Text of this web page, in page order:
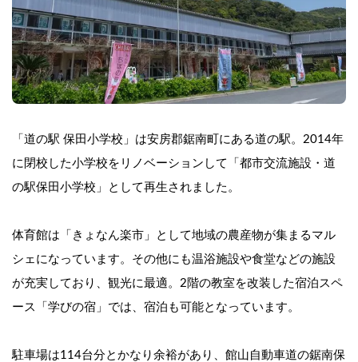
「道の駅 保田小学校」は安房郡鋸南町にある道の駅。2014年
に閉校した小学校をリノベーションして「都市交流施設・道
の駅保田小学校」として再生されました。
体育館は「きょなん楽市」として地域の農産物が集まるマル
シェになっています。その他にも温浴施設や食堂などの施設
が充実しており、観光に最適。2階の教室を改装した宿泊スペ
ース「学びの宿」では、宿泊も可能となっています。
駐車場は114台分とかなり余裕があり、館山自動車道の鋸南保